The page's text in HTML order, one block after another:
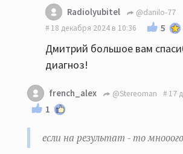
Radiolyubitel
@danilo-77
18 декабря 2024 в 10:36
5
Дмитрий большое вам
диагноз!
french_alex @Stereoman 17
1
если на результат - то